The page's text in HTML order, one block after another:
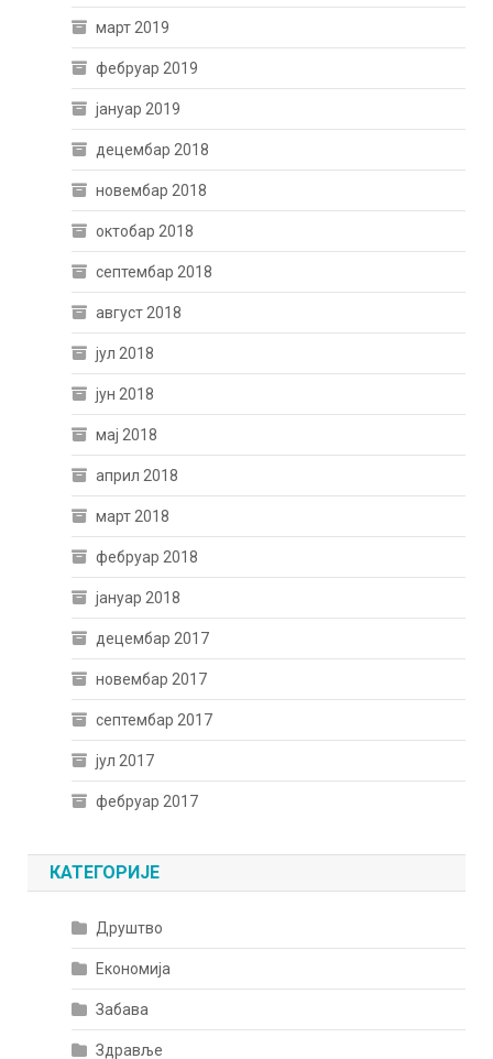
март 2019
фебруар 2019
јануар 2019
децембар 2018
новембар 2018
октобар 2018
септембар 2018
август 2018
јул 2018
јун 2018
мај 2018
април 2018
март 2018
фебруар 2018
јануар 2018
децембар 2017
новембар 2017
септембар 2017
јул 2017
фебруар 2017
КАТЕГОРИЈЕ
Друштво
Економија
Забава
Здравље